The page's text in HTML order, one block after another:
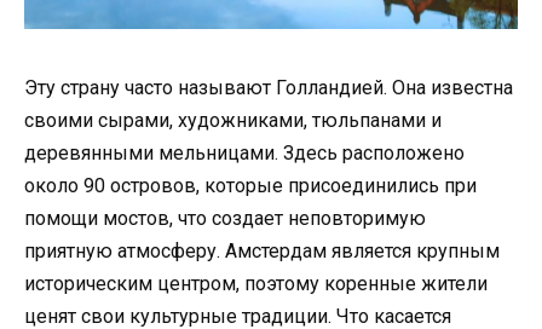
Эту страну часто называют Голландией. Она известна
своими сырами, художниками, тюльпанами и
деревянными мельницами. Здесь расположено
около 90 островов, которые присоединились при
помощи мостов, что создает неповторимую
приятную атмосферу. Амстердам является крупным
историческим центром, поэтому коренные жители
ценят свои культурные традиции. Что касается